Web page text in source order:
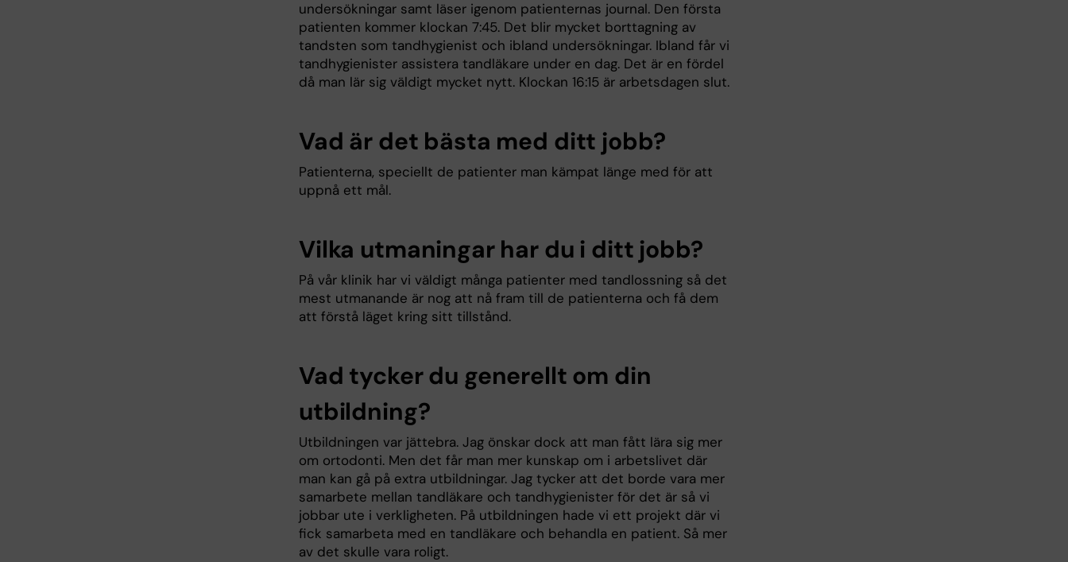
undersökningar samt läser igenom patienternas journal. Den första
patienten kommer klockan 7:45. Det blir mycket borttagning av
tandsten som tandhygienist och ibland undersökningar. Ibland får vi
tandhygienister assistera tandläkare under en dag. Det är en fördel
då man lär sig väldigt mycket nytt. Klockan 16:15 är arbetsdagen slut.
Vad är det bästa med ditt jobb?
Patienterna, speciellt de patienter man kämpat länge med för att
uppnå ett mål.
Vilka utmaningar har du i ditt jobb?
På vår klinik har vi väldigt många patienter med tandlossning så det
mest utmanande är nog att nå fram till de patienterna och få dem
att förstå läget kring sitt tillstånd.
Vad tycker du generellt om din
utbildning?
Utbildningen var jättebra. Jag önskar dock att man fått lära sig mer
om ortodonti. Men det får man mer kunskap om i arbetslivet där
man kan gå på extra utbildningar. Jag tycker att det borde vara mer
samarbete mellan tandläkare och tandhygienister för det är så vi
jobbar ute i verkligheten. På utbildningen hade vi ett projekt där vi
fick samarbeta med en tandläkare och behandla en patient. Så mer
av det skulle vara roligt.